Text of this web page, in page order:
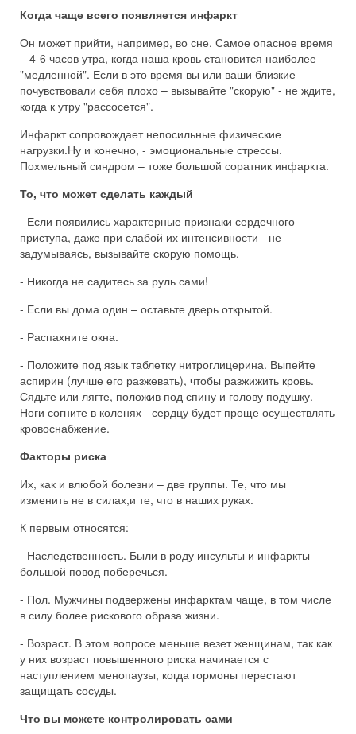
Когда чаще всего появляется инфаркт
Он может прийти, например, во сне. Самое опасное время
– 4-6 часов утра, когда наша кровь становится наиболее
"медленной". Если в это время вы или ваши близкие
почувствовали себя плохо – вызывайте "скорую" - не ждите,
когда к утру "рассосется".
Инфаркт сопровождает непосильные физические
нагрузки.Ну и конечно, - эмоциональные стрессы.
Похмельный синдром – тоже большой соратник инфаркта.
То, что может сделать каждый
- Если появились характерные признаки сердечного
приступа, даже при слабой их интенсивности - не
задумываясь, вызывайте скорую помощь.
- Никогда не садитесь за руль сами!
- Если вы дома один – оставьте дверь открытой.
- Распахните окна.
- Положите под язык таблетку нитроглицерина. Выпейте
аспирин (лучше его разжевать), чтобы разжижить кровь.
Сядьте или лягте, положив под спину и голову подушку.
Ноги согните в коленях - сердцу будет проще осуществлять
кровоснабжение.
Факторы риска
Их, как и влюбой болезни – две группы. Те, что мы
изменить не в силах,и те, что в наших руках.
К первым относятся:
- Наследственность. Были в роду инсульты и инфаркты –
большой повод поберечься.
- Пол. Мужчины подвержены инфарктам чаще, в том числе
в силу более рискового образа жизни.
- Возраст. В этом вопросе меньше везет женщинам, так как
у них возраст повышенного риска начинается с
наступлением менопаузы, когда гормоны перестают
защищать сосуды.
Что вы можете контролировать сами